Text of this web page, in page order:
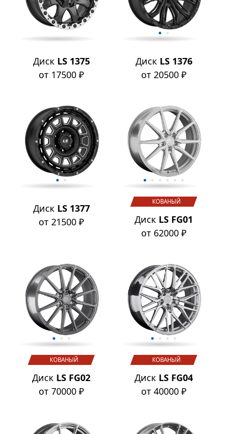
Диск LS 1375
от 17500 ₽
Диск LS 1376
от 20500 ₽
Диск LS 1377
от 21500 ₽
КОВАНЫЙ
Диск LS FG01
от 62000 ₽
КОВАНЫЙ
Диск LS FG02
от 70000 ₽
КОВАНЫЙ
Диск LS FG04
от 40000 ₽